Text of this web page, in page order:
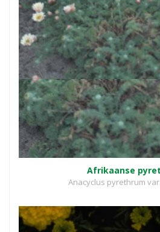
Afrikaanse
Anacyclus pyrethrum